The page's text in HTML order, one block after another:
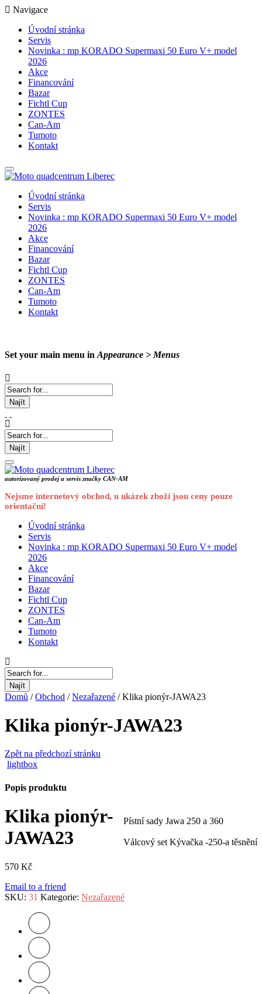
Navigace
Úvodní stránka
Servis
Novinka : mp KORADO Supermaxi 50 Euro V+ model
2026
Akce
Financování
Bazar
Fichtl Cup
ZONTES
Can-Am
Tumoto
Kontakt
Úvodní stránka
Servis
Novinka : mp KORADO Supermaxi 50 Euro V+ model
2026
Akce
Financování
Bazar
Fichtl Cup
ZONTES
Can-Am
Tumoto
Kontakt
Set your main menu in Appearance > Menus
Najít
Najít
autorizovaný prodej a servis značky CAN-AM
Nejsme internetový obchod, u ukázek zboží jsou ceny pouze
orientační!
Úvodní stránka
Servis
Novinka : mp KORADO Supermaxi 50 Euro V+ model
2026
Akce
Financování
Bazar
Fichtl Cup
ZONTES
Can-Am
Tumoto
Kontakt
Najít
Domů / Obchod / Nezařazené /Klika pionýr-JAWA23
Klika pionýr-JAWA23
Zpět na předchozí stránku
lightbox
Popis produktu
Pístní sady Jawa 250 a 360
Válcový set Kývačka -250-a těsnění
Klika pionýr-
JAWA23
570 Kč
Email to a friend
SKU: 31 Kategorie: Nezařazené